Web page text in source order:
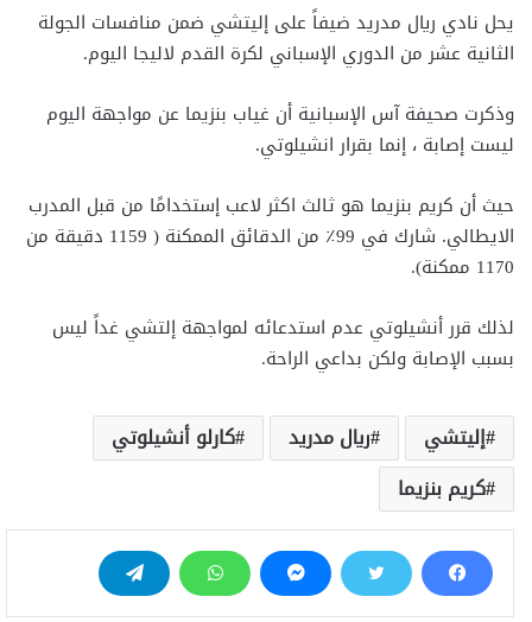
يحل نادي ريال مدريد ضيفاً على إليتشي ضمن منافسات الجولة
الثانية عشر من الدوري الإسباني لكرة القدم لاليجا اليوم.
وذكرت صحيفة آس الإسبانية أن غياب بنزيما عن مواجهة اليوم
ليست إصابة ، إنما بقرار انشيلوتي.
حيث أن كريم بنزيما هو ثالث اكثر لاعب إستخدامًا من قبل المدرب
الايطالي. شارك في 99٪ من الدقائق الممكنة ( 1159 دقيقة من
1170 ممكنة).
لذلك قرر أنشيلوتي عدم استدعائه لمواجهة إلتشي غداً ليس
بسبب الإصابة ولكن بداعي الراحة.
إليتشي ريال مدريد
كارلو أنشيلوتي
كريم بنزيما